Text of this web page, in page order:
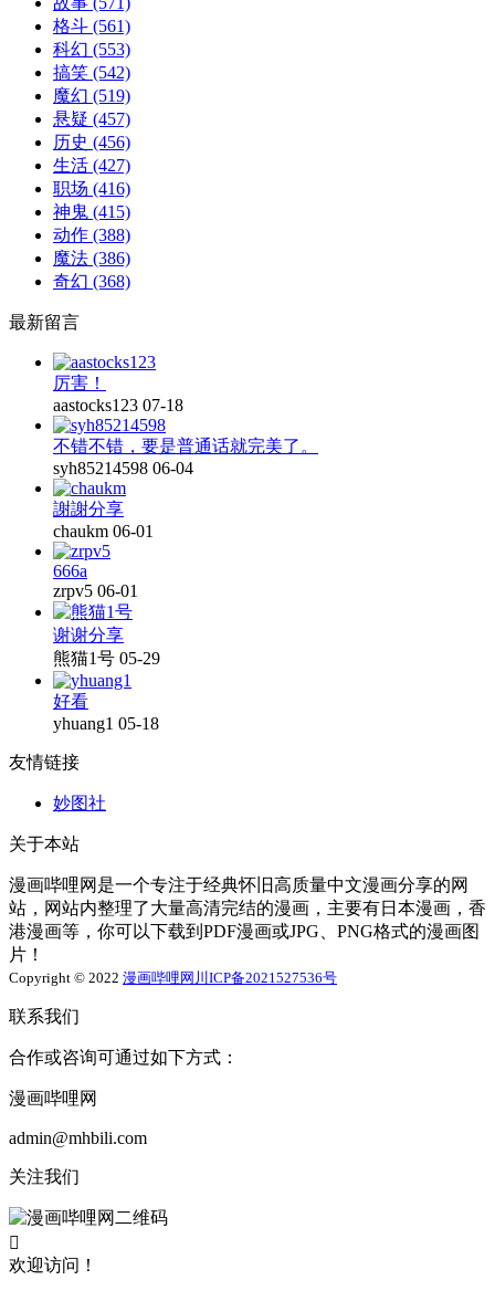
格斗 (561)
科幻 (553)
搞笑 (542)
魔幻 (519)
悬疑 (457)
历史 (456)
生活 (427)
职场 (416)
神鬼 (415)
动作 (388)
魔法 (386)
奇幻 (368)
最新留言
厉害！
aastocks123 07-18
不错不错，要是普通话就完美了。
syh85214598 06-04
謝謝分享
chaukm 06-01
666a
zrpv5 06-01
谢谢分享
熊猫1号 05-29
好看
yhuang1 05-18
友情链接
妙图社
关于本站
漫画哔哩网是一个专注于经典怀旧高质量中文漫画分享的网
站，网站内整理了大量高清完结的漫画，主要有日本漫画，香
港漫画等，你可以下载到PDF漫画或JPG、PNG格式的漫画图
片！
Copyright © 2022 漫画哔哩网 川ICP备2021527536号
联系我们
合作或咨询可通过如下方式：
漫画哔哩网
admin@mhbili.com
关注我们

欢迎访问！